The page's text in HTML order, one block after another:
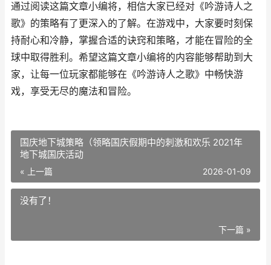
通过阅读这篇文章小编将，相信大家已经对《吟游诗人之
歌》的策略有了更深入的了解。在游戏中，大家要时刻保
持耐心和冷静，掌握合适的诀窍和策略，才能在冒险的全
球中取得胜利。希望这篇文章小编将的内容能够帮助到大
家，让每一位玩家都能够在《吟游诗人之歌》中畅快游
戏，享受无尽的魔法和冒险。
国庆地下城策略（领略国庆假期中的刺激和欢乐 2021年
地下城国庆活动
« 上一篇 2026-01-09
没有了！
下一篇 »